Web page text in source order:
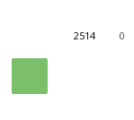
0
2514